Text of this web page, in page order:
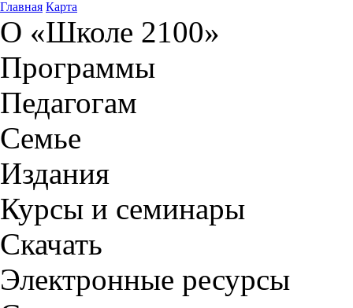
Главная Карта
О «Школе 2100»
Программы
Педагогам
Семье
Издания
Курсы и семинары
Скачать
Электронные ресурсы